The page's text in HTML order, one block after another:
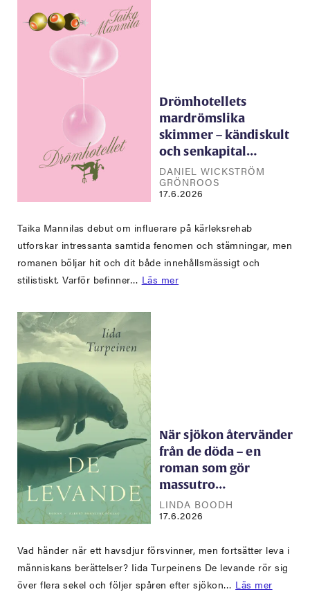
Drömhotellets
mardrömslika
skimmer – kändiskult
och senkapital…
DANIEL WICKSTRÖM
GRÖNROOS
17.6.2026
Taika Mannilas debut om influerare på kärleksrehab
utforskar intressanta samtida fenomen och stämningar, men
romanen böljar hit och dit både innehållsmässigt och
stilistiskt. Varför befinner… Läs mer
När sjökon återvänder
från de döda – en
roman som gör
massutro…
LINDA BOODH
17.6.2026
Vad händer när ett havsdjur försvinner, men fortsätter leva i
människans berättelser? Iida Turpeinens De levande rör sig
över flera sekel och följer spåren efter sjökon… Läs mer